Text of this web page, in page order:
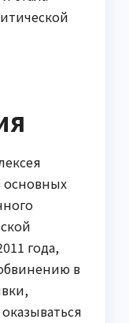
основных
года,
в